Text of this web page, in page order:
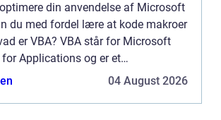
din anvendelse af Microsoft
du med fordel lære at kode makroer
er VBA? VBA står for Microsoft
Applications og er et
sprog som for eksempel kan
04 August 2026